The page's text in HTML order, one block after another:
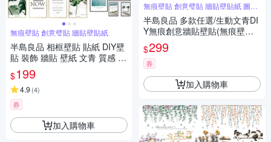
無痕壁貼 創意璧貼 牆貼壁貼紙
半島良品 相框壁貼 貼紙 DIY壁
貼 裝飾 牆貼 壁紙 文青 質感 清
新牆貼 植物壁貼 龜背葉 海邊
背景貼畫
$199
4.9 (4)
券
加入購物車
無痕壁貼 創意璧貼 牆貼壁貼紙 圖案
豐富
半島良品 多款任選/生動文青DI
Y無痕創意牆貼壁貼(無痕壁貼
牆貼 壁貼紙 創意璧貼)
$299
券
加入購物車